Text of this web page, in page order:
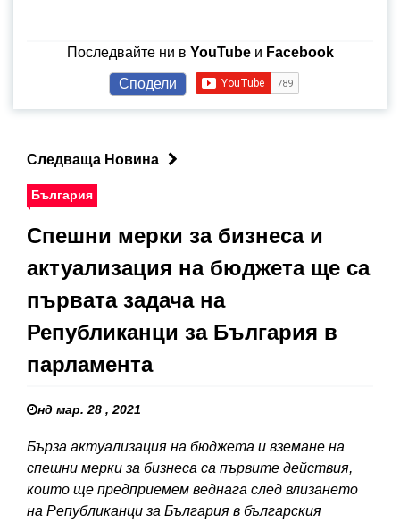
Последвайте ни в YouTubeи Facebook
Сподели
Следваща Новина
България
Спешни мерки за бизнеса и
актуализация на бюджета ще са
първата задача на
Републиканци за България в
парламента
нд мар. 28 , 2021
Бърза актуализация на бюджета и вземане на
спешни мерки за бизнеса са първите действия,
които ще предприемем веднага след влизането
на Републиканци за България в българския